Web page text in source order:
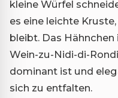
kleine Würfel
es eine leichte
bleibt. Das
Wein-zu-Nidi-di-
dominant ist und
sich zu entfalten.